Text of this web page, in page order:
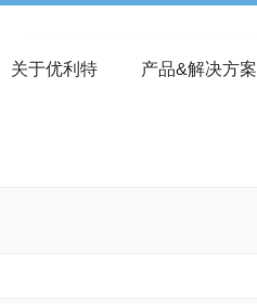
关于优利特 产品&解决方案